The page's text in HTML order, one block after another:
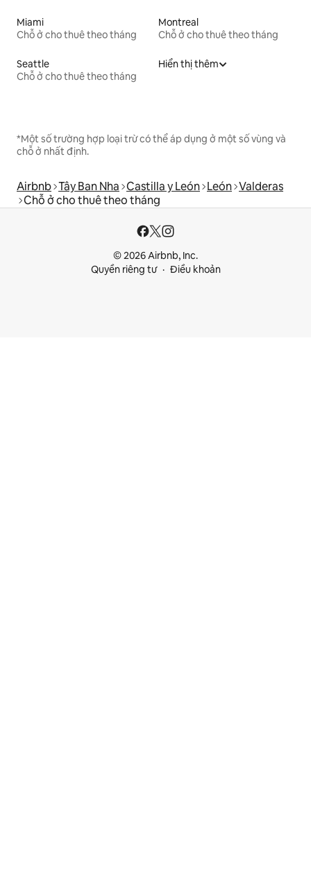
Miami
Chỗ ở cho thuê theo tháng
Montreal
Chỗ ở cho thuê theo tháng
Seattle
Chỗ ở cho thuê theo tháng
Hiển thị thêm
*Một số trường hợp loại trừ có thể áp dụng ở một số vùng và
chỗ ở nhất định.
Airbnb Tây Ban Nha Castilla y León León Valderas
Chỗ ở cho thuê theo tháng
© 2026 Airbnb, Inc.
Quyền riêng tư
Điều khoản